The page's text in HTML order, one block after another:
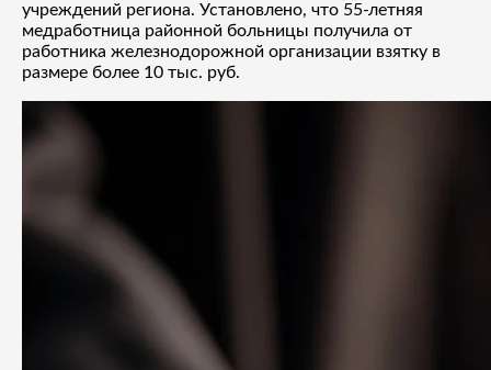
учреждений региона. Установлено, что 55-летняя
медработница районной больницы получила от
работника железнодорожной организации взятку в
размере более 10 тыс. руб.